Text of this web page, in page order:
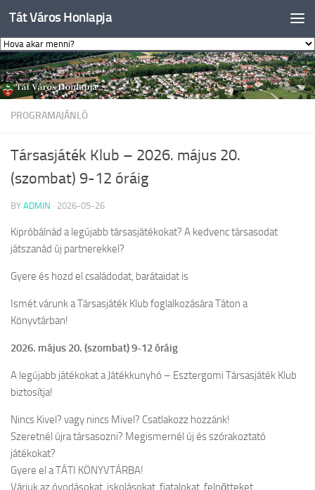
Skip to content
Tát Város Honlapja
PROGRAMAJÁNLÓ
Társasjáték Klub – 2026. május 20.
(szombat) 9-12 óráig
BY ADMIN · 2026-05-26
Kipróbálnád a legújabb társasjátékokat? A kedvenc társasodat
játszanád új partnerekkel?
Gyere és hozd el családodat, barátaidat is
Ismét várunk a Társasjáték Klub foglalkozására Táton a
Könyvtárban!
2026. május 20. (szombat) 9-12 óráig
A legújabb játékokat a Játékkunyhó – Esztergomi Társasjáték Klub
biztosítja!
Nincs Kivel? vagy nincs Mivel? Csatlakozz hozzánk!
Szeretnél újra társasozni? Megismernél új és szórakoztató
játékokat?
Gyere el a TÁTI KÖNYVTÁRBA!
Várjuk az óvodásokat, iskolásokat, fiatalokat, felnőtteket,